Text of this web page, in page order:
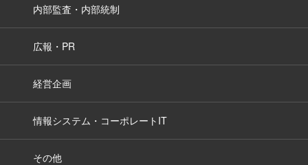
内部監査・内部統制
広報・PR
経営企画
情報システム・コーポレートIT
その他